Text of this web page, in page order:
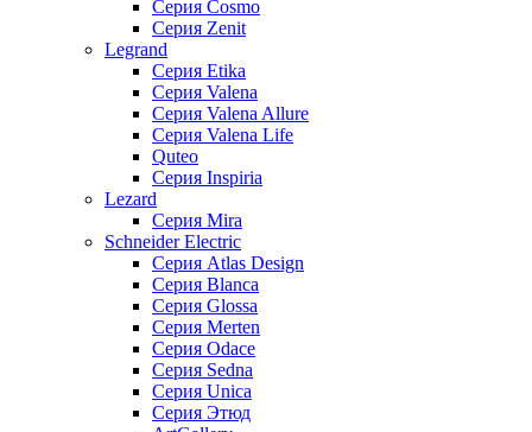
Серия Cosmo
Серия Zenit
Legrand
Серия Etika
Серия Valena
Серия Valena Allure
Серия Valena Life
Quteo
Серия Inspiria
Lezard
Серия Mira
Schneider Electric
Серия Atlas Design
Серия Blanca
Серия Glossa
Серия Merten
Серия Odace
Серия Sedna
Серия Unica
Серия Этюд